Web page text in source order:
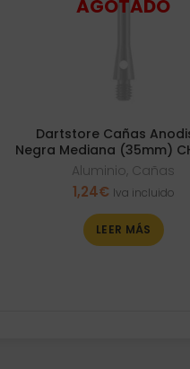
Dartstore Cañas
Negra Mediana (35mm)
Aluminio, Cañas
1,24€ Iva incluido
LEER MÁS